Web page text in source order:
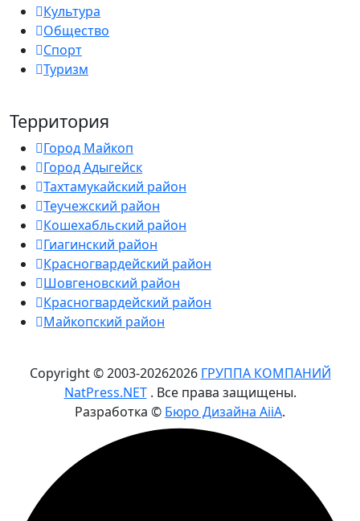
Культура
Общество
Спорт
Туризм
Территория
Город Майкоп
Город Адыгейск
Тахтамукайский район
Теучежский район
Кошехабльский район
Гиагинский район
Красногвардейский район
Шовгеновский район
Красногвардейский район
Майкопский район
Copyright © 2003-20262026 ГРУППА КОМПАНИЙ
NatPress.NET. Все права защищены.
Разработка © Бюро Дизайна AiiA.